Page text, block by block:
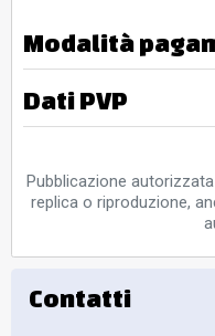
Modalità
Dati PVP
Pubblicazione
replica o riproduzione,
Contatti